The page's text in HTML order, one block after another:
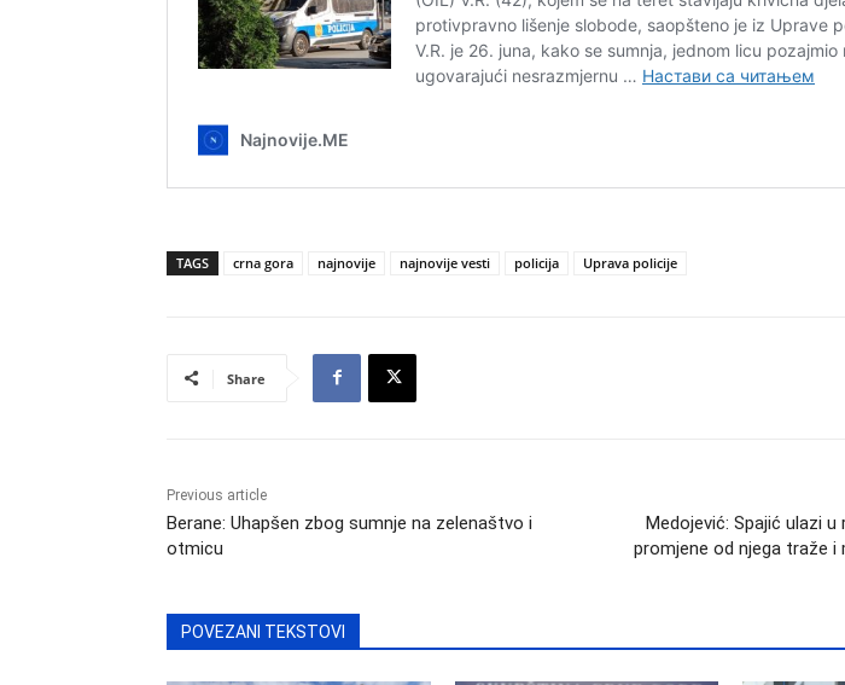
TAGS crna gora najnovije najnovije vesti policija Uprava policije
Share
Previous article
Berane: Uhapšen zbog sumnje na zelenaštvo i
otmicu
Medojević: Spajić ulazi
promjene od njega traže
POVEZANI TEKSTOVI